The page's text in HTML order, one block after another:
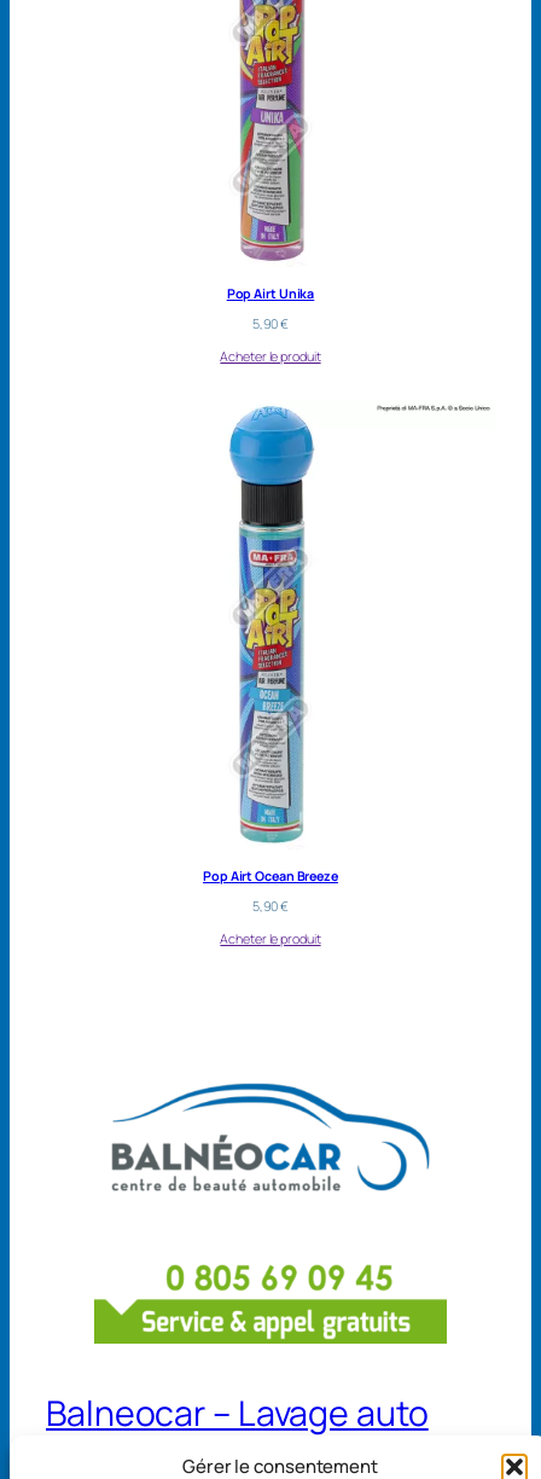
Gérer le consentement
Pop Airt Unika
5,90€
Acheter le produit
Pop Airt Ocean Breeze
5,90€
Acheter le produit
Balneocar – Lavage auto